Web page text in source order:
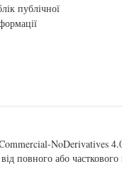
публічної
NoDerivatives
повного або